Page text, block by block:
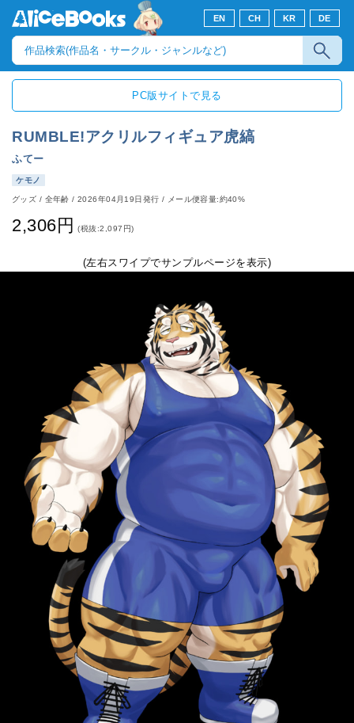
EN CH KR DE
PC版サイトで見る
RUMBLE!アクリルフィギュア虎縞
ふてー
ケモノ
グッズ / 全年齢/2026年04月19日発行 / メール便容量:約40%
2,306円 (税抜:2,097円)
(左右スワイプでサンプルページを表示)